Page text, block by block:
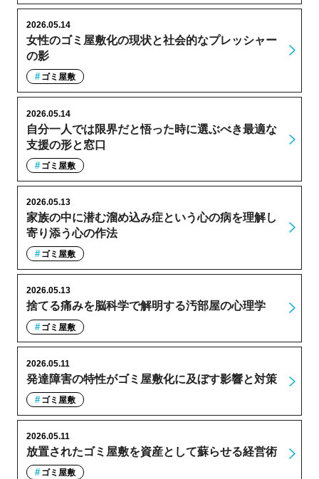
女性のゴミ屋敷化の現状と社会的なプレッシャー
の影
2026.05.14
ゴミ屋敷
自分一人では限界だと悟った時に選ぶべき最適な
支援の形と窓口
2026.05.14
ゴミ屋敷
家族の中に潜む溜め込み症という心の病を理解し
寄り添う心の作法
2026.05.13
ゴミ屋敷
捨てる痛みを脳科学で解明する汚部屋の心理学
2026.05.13
ゴミ屋敷
発達障害の特性がゴミ屋敷化に及ぼす影響と対策
2026.05.11
ゴミ屋敷
放置されたゴミ屋敷を資産として蘇らせる経営術
2026.05.11
ゴミ屋敷